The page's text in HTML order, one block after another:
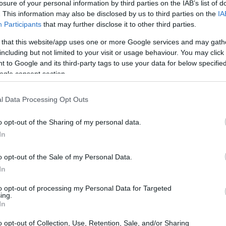
of your personal information by third parties on the IAB’s list of
This information may also be disclosed by us to third parties on the
Participants that may further disclose it to other third parties.
that this website/app uses one or more Google services and may
but not limited to your visit or usage behaviour. You may
to Google and its third-party tags to use your data for below
consent section.
Data Processing Opt Outs
opt-out of the Sharing of my personal data.
opt-out of the Sale of my Personal Data.
opt-out of processing my Personal Data for Targeted
opt-out of Collection, Use, Retention, Sale, and/or Sharing
uno de los mercados financieros más dinámicos y
de más de 6 billones de dólares al día, Forex
profesionales hasta novatos. Sin embargo, es
alto nivel de riesgo, que puede no ser adecuado
en esta aventura, es esencial evaluar
nivel de experiencia y su tolerancia al riesgo